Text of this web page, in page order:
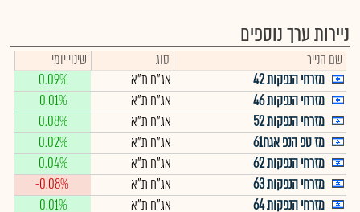
ניירות ערך נוספים
שם הנייר סוג
שינוי יומי
מזרחי הנפקות 42
אג"ח ת"א
0.09%
מזרחי הנפקות 46
אג"ח ת"א
0.01%
מזרחי הנפקות 52
אג"ח ת"א
0.08%
מז טפ הנפ אגח61
אג"ח ת"א
0.02%
מזרחי הנפקות 62
אג"ח ת"א
0.04%
מזרחי הנפקות 63
אג"ח ת"א
-0.08%
מזרחי הנפקות 64
אג"ח ת"א
0.01%